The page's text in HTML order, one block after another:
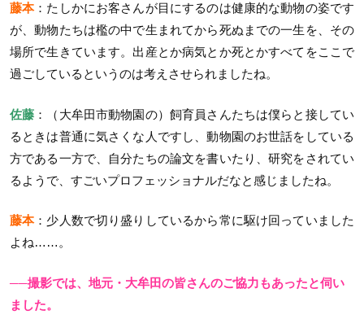
藤本：たしかにお客さんが目にするのは健康的な動物の姿です
が、動物たちは檻の中で生まれてから死ぬまでの一生を、その
場所で生きています。出産とか病気とか死とかすべてをここで
過ごしているというのは考えさせられましたね。
佐藤 ：（大牟田市動物園の）飼育員さんたちは僕らと接してい
るときは普通に気さくな人ですし、動物園のお世話をしている
方である一方で、自分たちの論文を書いたり、研究をされてい
るようで、すごいプロフェッショナルだなと感じましたね。
藤本：少人数で切り盛りしているから常に駆け回っていました
よね……。
──撮影では、地元・大牟田の皆さんのご協力もあったと伺い
ました。